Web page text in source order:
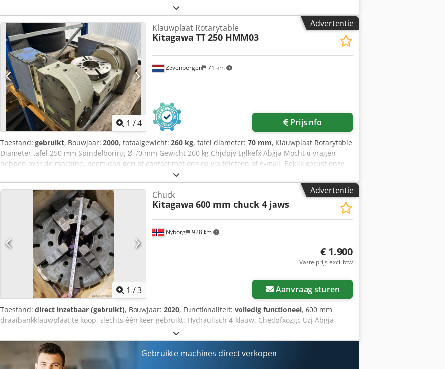
Advertentie
1 /4
Zevenbergen 71 km
Klauwplaat Rotarytable
Kitagawa TT 250 HMM03
Prijsinfo
Toestand: gebruikt, Bouwjaar: 2000, totaalgewicht: 260 kg, tafel diameter: 70 mm, Klauwplaat Rotarytable
Diameter tafel 250 mm Spindelboring Ø 70 mm Gewicht 260 kg Chjdpjy Eglkefx Abgja Mocht u vragen
hebben over de machine, neem dan gerust contact met ons op via telefoon of e-mail. Bekijk gerust onze
overige advertenties voor een compleet overzicht van onze voorraad.
Advertentie
1 /3
Nyborg 928 km
Chuck
Kitagawa 600 mm chuck 4 jaws
€ 1.900
Vaste prijs excl. btw
Aanvraag sturen
Toestand: direct inzetbaar (gebruikt), Bouwjaar: 2020, Functionaliteit: volledig functioneel, 600 mm
draaibankklauwplaat te koop, slechts één keer gebruikt. Hydraulisch 4-klauw. Chedpfxozgc Uzj Abgja
Gebruikte machines direct verkopen